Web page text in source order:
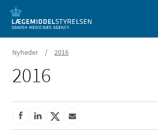
Nyheder / 2016
2016